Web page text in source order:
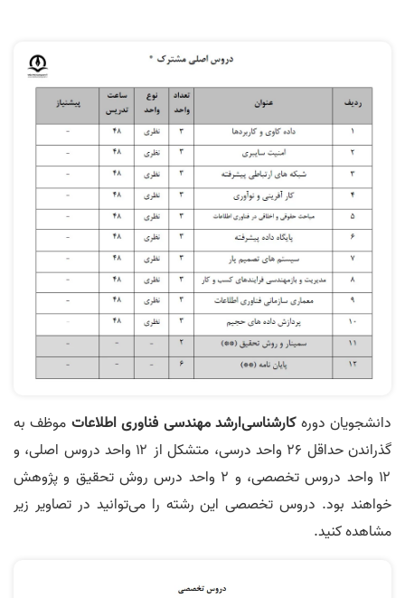
دانشجویان دورهکارشناسی‌ارشدمهندسی فناوری اطلاعات موظف به
گذراندن حداقل ۲۶ واحد درسی، متشکل از ۱۲ واحد دروس اصلی، و
۱۲ واحد دروس تخصصی، و ۲ واحد درس روش تحقیق و پژوهش
خواهند بود. دروس تخصصی این رشته را می‌توانید در تصاویر زیر
مشاهده کنید.